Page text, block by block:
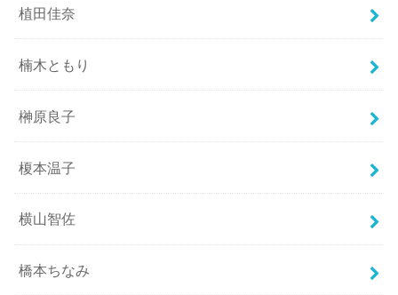
植田佳奈
楠木ともり
榊原良子
榎本温子
横山智佐
橋本ちなみ